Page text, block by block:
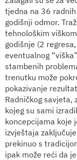
tjedna na 36
godišnji odmor.
tehnološkim
godišnje (2
eventualnog
stambenih
trenutku može
pokazivanje
Radničkog savjeta,
kojeg su sami
koncepcijama koje
izvještaja
prekinuo s
ipak može reći da